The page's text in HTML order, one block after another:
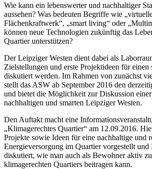
Wie kann ein lebenswerter und nachhaltiger
aussehen? Was bedeuten Begriffe wie
Flächenkraftwerk“, „smart living“ oder
können neue Technologien zukünftig das
Quartier unterstützen?
Der Leipziger Westen dient dabei als
Zielstellungen und erste Projektideen für einen
diskutiert werden. Im Rahmen von zunächst
stellt das ASW ab September 2016 den
und bietet die Möglichkeit zur Diskussion
nachhaltigen und smarten Leipziger Westen.
Den Auftakt macht eine
„Klimagerechtes Quartier“ am 12.09.2016.
Projekte sowie Ideen für eine nachhaltige und
Energieversorgung im Quartier vorgestellt
diskutiert, wie man auch als Bewohner aktiv
klimagerechten Quartiers beitragen kann.